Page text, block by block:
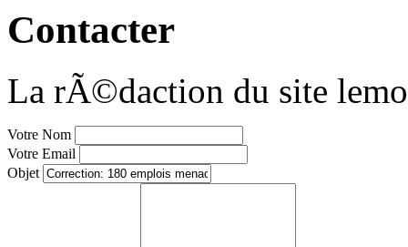
Contacter
La rÃ©daction du site
Votre Nom
Votre Email
Objet